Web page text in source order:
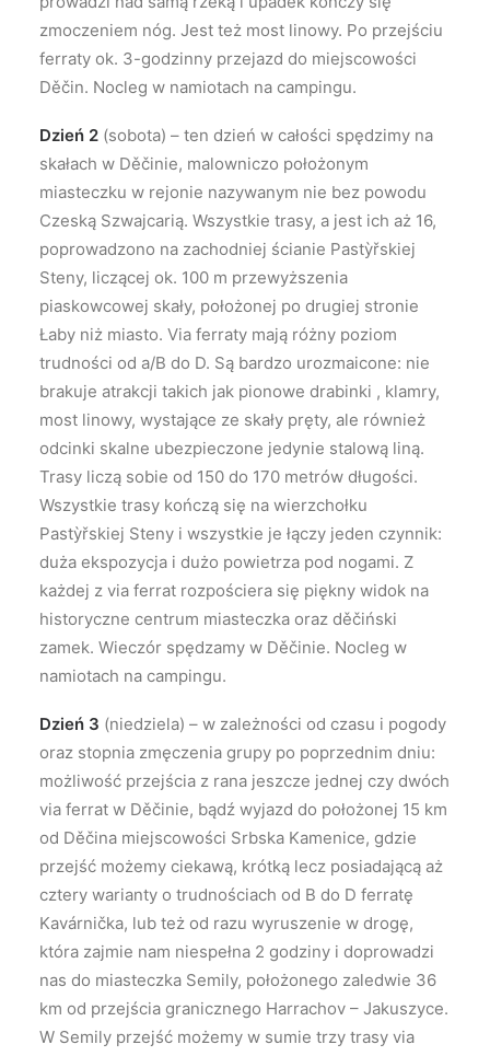
zmoczeniem nóg. Jest też most linowy. Po przejściu
ferraty ok. 3-godzinny przejazd do miejscowości
Děčin. Nocleg w namiotach na campingu.
Dzień 2 (sobota) – ten dzień w całości spędzimy na
skałach w Děčinie, malowniczo położonym
miasteczku w rejonie nazywanym nie bez powodu
Czeską Szwajcarią. Wszystkie trasy, a jest ich aż 16,
poprowadzono na zachodniej ścianie Pastỳřskiej
Steny, liczącej ok. 100 m przewyższenia
piaskowcowej skały, położonej po drugiej stronie
Łaby niż miasto. Via ferraty mają różny poziom
trudności od a/B do D. Są bardzo urozmaicone: nie
brakuje atrakcji takich jak pionowe drabinki , klamry,
most linowy, wystające ze skały pręty, ale również
odcinki skalne ubezpieczone jedynie stalową liną.
Trasy liczą sobie od 150 do 170 metrów długości.
Wszystkie trasy kończą się na wierzchołku
Pastỳřskiej Steny i wszystkie je łączy jeden czynnik:
duża ekspozycja i dużo powietrza pod nogami. Z
każdej z via ferrat rozpościera się piękny widok na
historyczne centrum miasteczka oraz děčiński
zamek. Wieczór spędzamy w Děčinie. Nocleg w
namiotach na campingu.
Dzień 3 (niedziela) – w zależności od czasu i pogody
oraz stopnia zmęczenia grupy po poprzednim dniu:
możliwość przejścia z rana jeszcze jednej czy dwóch
via ferrat w Děčinie, bądź wyjazd do położonej 15 km
od Děčina miejscowości Srbska Kamenice, gdzie
przejść możemy ciekawą, krótką lecz posiadającą aż
cztery warianty o trudnościach od B do D ferratę
Kavárnička, lub też od razu wyruszenie w drogę,
która zajmie nam niespełna 2 godziny i doprowadzi
nas do miasteczka Semily, położonego zaledwie 36
km od przejścia granicznego Harrachov – Jakuszyce.
W Semily przejść możemy w sumie trzy trasy via